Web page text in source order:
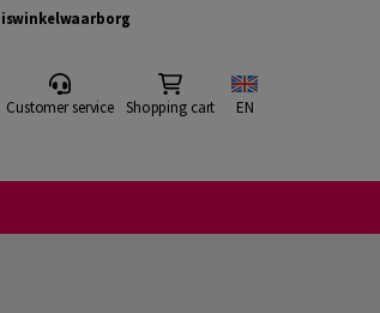
Customer service Shopping cart EN